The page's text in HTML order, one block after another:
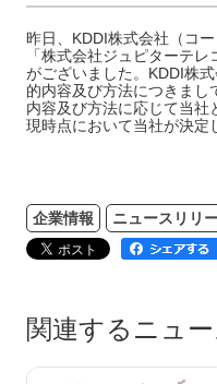
昨日、KDDI株式会社（コ
「株式会社ジュピターテ
がございました。KDDI株
的内容及び方法につきまし
内容及び方法に応じて当社
現時点において当社が決定
企業情報 ニュースリリ
関連するニュ